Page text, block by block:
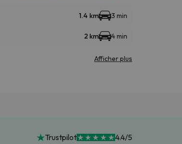
1.4 km 3 min
2 km 4 min
Afficher plus
Trustpilot 4.4/5